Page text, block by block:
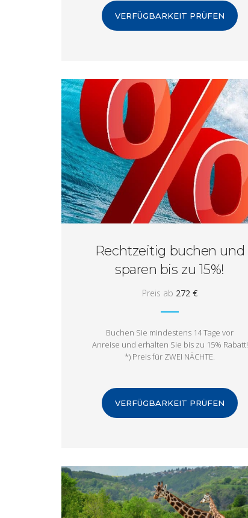
VERFÜGBARKEIT PRÜFEN
Rechtzeitig buchen und
sparen bis zu 15%!
Preis ab 272 €
Buchen Sie mindestens 14 Tage vor
Anreise und erhalten Sie bis zu 15% Rabatt!
*) Preis für ZWEI NÄCHTE.
VERFÜGBARKEIT PRÜFEN